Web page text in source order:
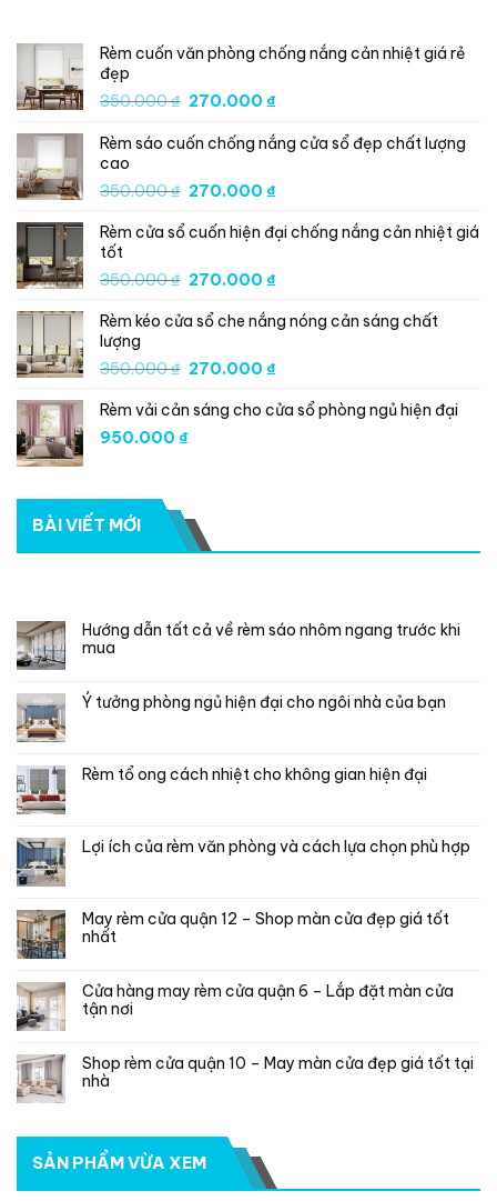
Rèm cuốn văn phòng chống nắng cản nhiệt giá rẻ
đẹp
350.000₫ Giá
là:
270.000₫Giá
tại
270.000 ₫.
Rèm sáo cuốn chống nắng cửa sổ đẹp chất lượng
cao
350.000₫ Giá
là:
270.000₫Giá
tại
270.000 ₫.
Rèm cửa sổ cuốn hiện đại chống nắng cản nhiệt giá
tốt
350.000₫ Giá
là:
270.000₫Giá
tại
270.000 ₫.
Rèm kéo cửa sổ che nắng nóng cản sáng chất
lượng
350.000₫ Giá
là:
350.000 ₫.
270.000₫Giá
tại
Rèm vải cản sáng cho cửa sổ phòng ngủ hiện đại
950.000 ₫
BÀI VIẾT MỚI
Hướng dẫn tất cả về rèm sáo nhôm ngang trước khi
mua
Ý tưởng phòng ngủ hiện đại cho ngôi nhà của bạn
Rèm tổ ong cách nhiệt cho không gian hiện đại
Lợi ích của rèm văn phòng và cách lựa chọn phù hợp
May rèm cửa quận 12 – Shop màn cửa đẹp giá tốt
nhất
Cửa hàng may rèm cửa quận 6 – Lắp đặt màn cửa
tận nơi
Shop rèm cửa quận 10 – May màn cửa đẹp giá tốt tại
nhà
SẢN PHẨM VỪA XEM